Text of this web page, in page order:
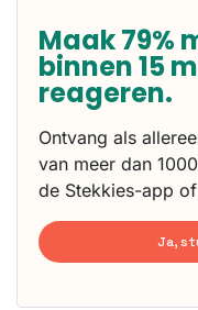
Maak 79%
binnen 15
reageren.
Ontvang als
van meer dan
de Stekkies-app
Ja,